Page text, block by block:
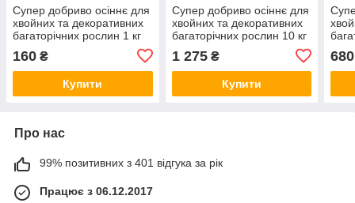
Супер добриво осіннє для
хвойних та декоративних
багаторічних рослин 1 кг
160 ₴
Купити
Супер добриво осіннє для
хвойних та декоративних
багаторічних рослин 10 кг
1 275₴
Купити
680
Про нас
99% позитивних з 401 відгука за рік
Працює з 06.12.2017